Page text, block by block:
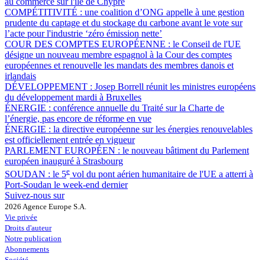
COMPÉTITIVITÉ : une coalition d’ONG appelle à une gestion
prudente du captage et du stockage du carbone avant le vote sur
l’acte pour l'industrie ‘zéro émission nette’
COUR DES COMPTES EUROPÉENNE : le Conseil de l'UE
désigne un nouveau membre espagnol à la Cour des comptes
européennes et renouvelle les mandats des membres danois et
irlandais
DÉVELOPPEMENT : Josep Borrell réunit les ministres européens
du développement mardi à Bruxelles
ÉNERGIE : conférence annuelle du Traité sur la Charte de
l’énergie, pas encore de réforme en vue
ÉNERGIE : la directive européenne sur les énergies renouvelables
est officiellement entrée en vigueur
PARLEMENT EUROPÉEN : le nouveau bâtiment du Parlement
européen inauguré à Strasbourg
SOUDAN : le 5e vol du pont aérien humanitaire de l'UE a atterri à
Port-Soudan le week-end dernier
Suivez-nous sur
2026 Agence Europe S.A.
Vie privée
Droits d'auteur
Notre publication
Abonnements